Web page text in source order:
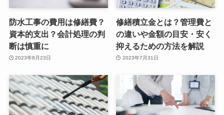
防水工事の費用は修繕費？
資本的支出？会計処理の判
断は慎重に
2023年8月23日
修繕積立金とは？管理費と
の違いや金額の目安・安く
抑えるための方法を解説
2023年7月31日